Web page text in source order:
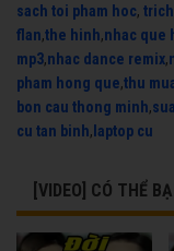
sach toi pham hoc,
flan,the hinh,nhac que
mp3,nhac dance remix,
pham hong que,thu
bon cau thong minh,
cu tan binh, laptop cu
[VIDEO] CÓ THỂ